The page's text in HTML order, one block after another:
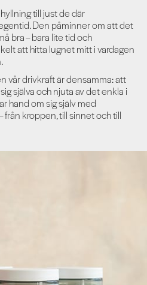
till just de där
Den påminner om att det
bra – bara lite tid och
att hitta lugnet mitt i vardagen
vår drivkraft är densamma: att
själva och njuta av det enkla i
hand om sig själv med
från kroppen, till sinnet och till